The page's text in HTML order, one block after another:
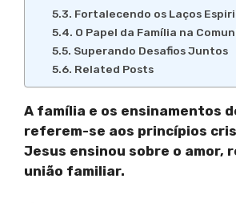
Fortalecendo os Laços
O Papel da Família na
Superando Desafios Juntos
Related Posts
A família e os ensinamentos
referem-se aos princípios
Jesus ensinou sobre o amor,
união familiar.